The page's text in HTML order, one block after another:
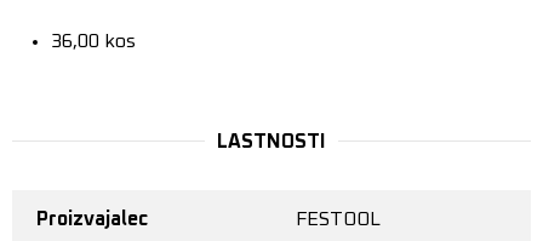
36,00 kos
LASTNOSTI
Proizvajalec FESTOOL